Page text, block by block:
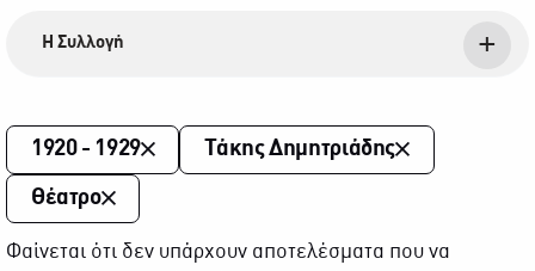
Η Συλλογή
1920 - 1929 Τάκης Δημητριάδης
Θέατρο
Φαίνεται ότι δεν υπάρχουν αποτελέσματα που να